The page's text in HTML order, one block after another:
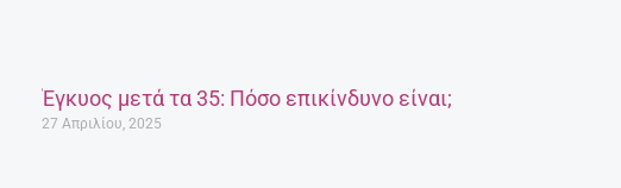
Έγκυος μετά τα 35: Πόσο επικίνδυνο είναι;
27 Απριλίου, 2025